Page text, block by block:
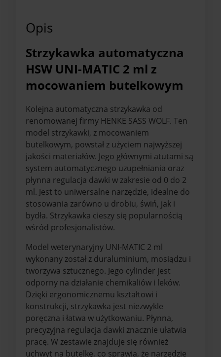
Opis
Strzykawka automatyczna
HSW UNI-MATIC 2 ml z
mocowaniem butelkowym
Kolejna automatyczna strzykawka od
renomowanej firmy HENKE SASS WOLF. Ten
model strzykawki, z mocowaniem
butelkowym, powstał z użyciem najwyższej
jakości materiałów. Jego głównymi atutami są
system automatycznego uzupełniania oraz
płynna regulacja dawki w zakresie od 0 do 2
ml. Jest to uniwersalne narzędzie, idealne do
stosowania zarówno u drobiu, świń, jak i
bydła. Strzykawka cieszy się popularnością
wśród profesjonalistów.
Model weterynaryjny UNI-MATIC 2 ml
wykonany został z duraluminium, mosiądzu i
tworzywa sztucznego. Jego cylinder jest
odporny na działanie chemikaliów i leków.
Dzięki ergonomicznemu kształtowi i
konstrukcji, strzykawka jest niezwykle
poręczna i łatwa w użytkowaniu. Płynna,
precyzyjna regulacja dawki znacznie ułatwia
pracę. W zestawie znajduje się również
uchwyt na butelkę, co sprawia, że narzędzie